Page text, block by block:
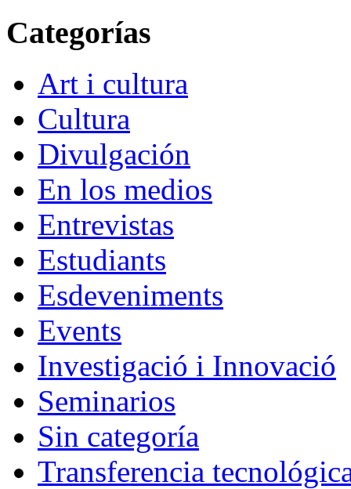
Categorías
Art i cultura
Cultura
Divulgación
En los medios
Entrevistas
Estudiants
Esdeveniments
Events
Investigació i Innovació
Seminarios
Sin categoría
Transferencia